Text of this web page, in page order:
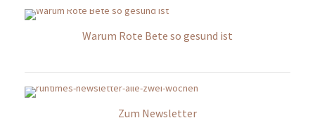
Warum Rote Bete so gesund ist
Zum Newsletter